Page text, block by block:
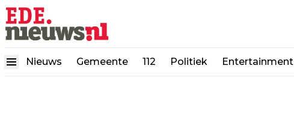
Nieuws Gemeente 112 Politiek Entertainment